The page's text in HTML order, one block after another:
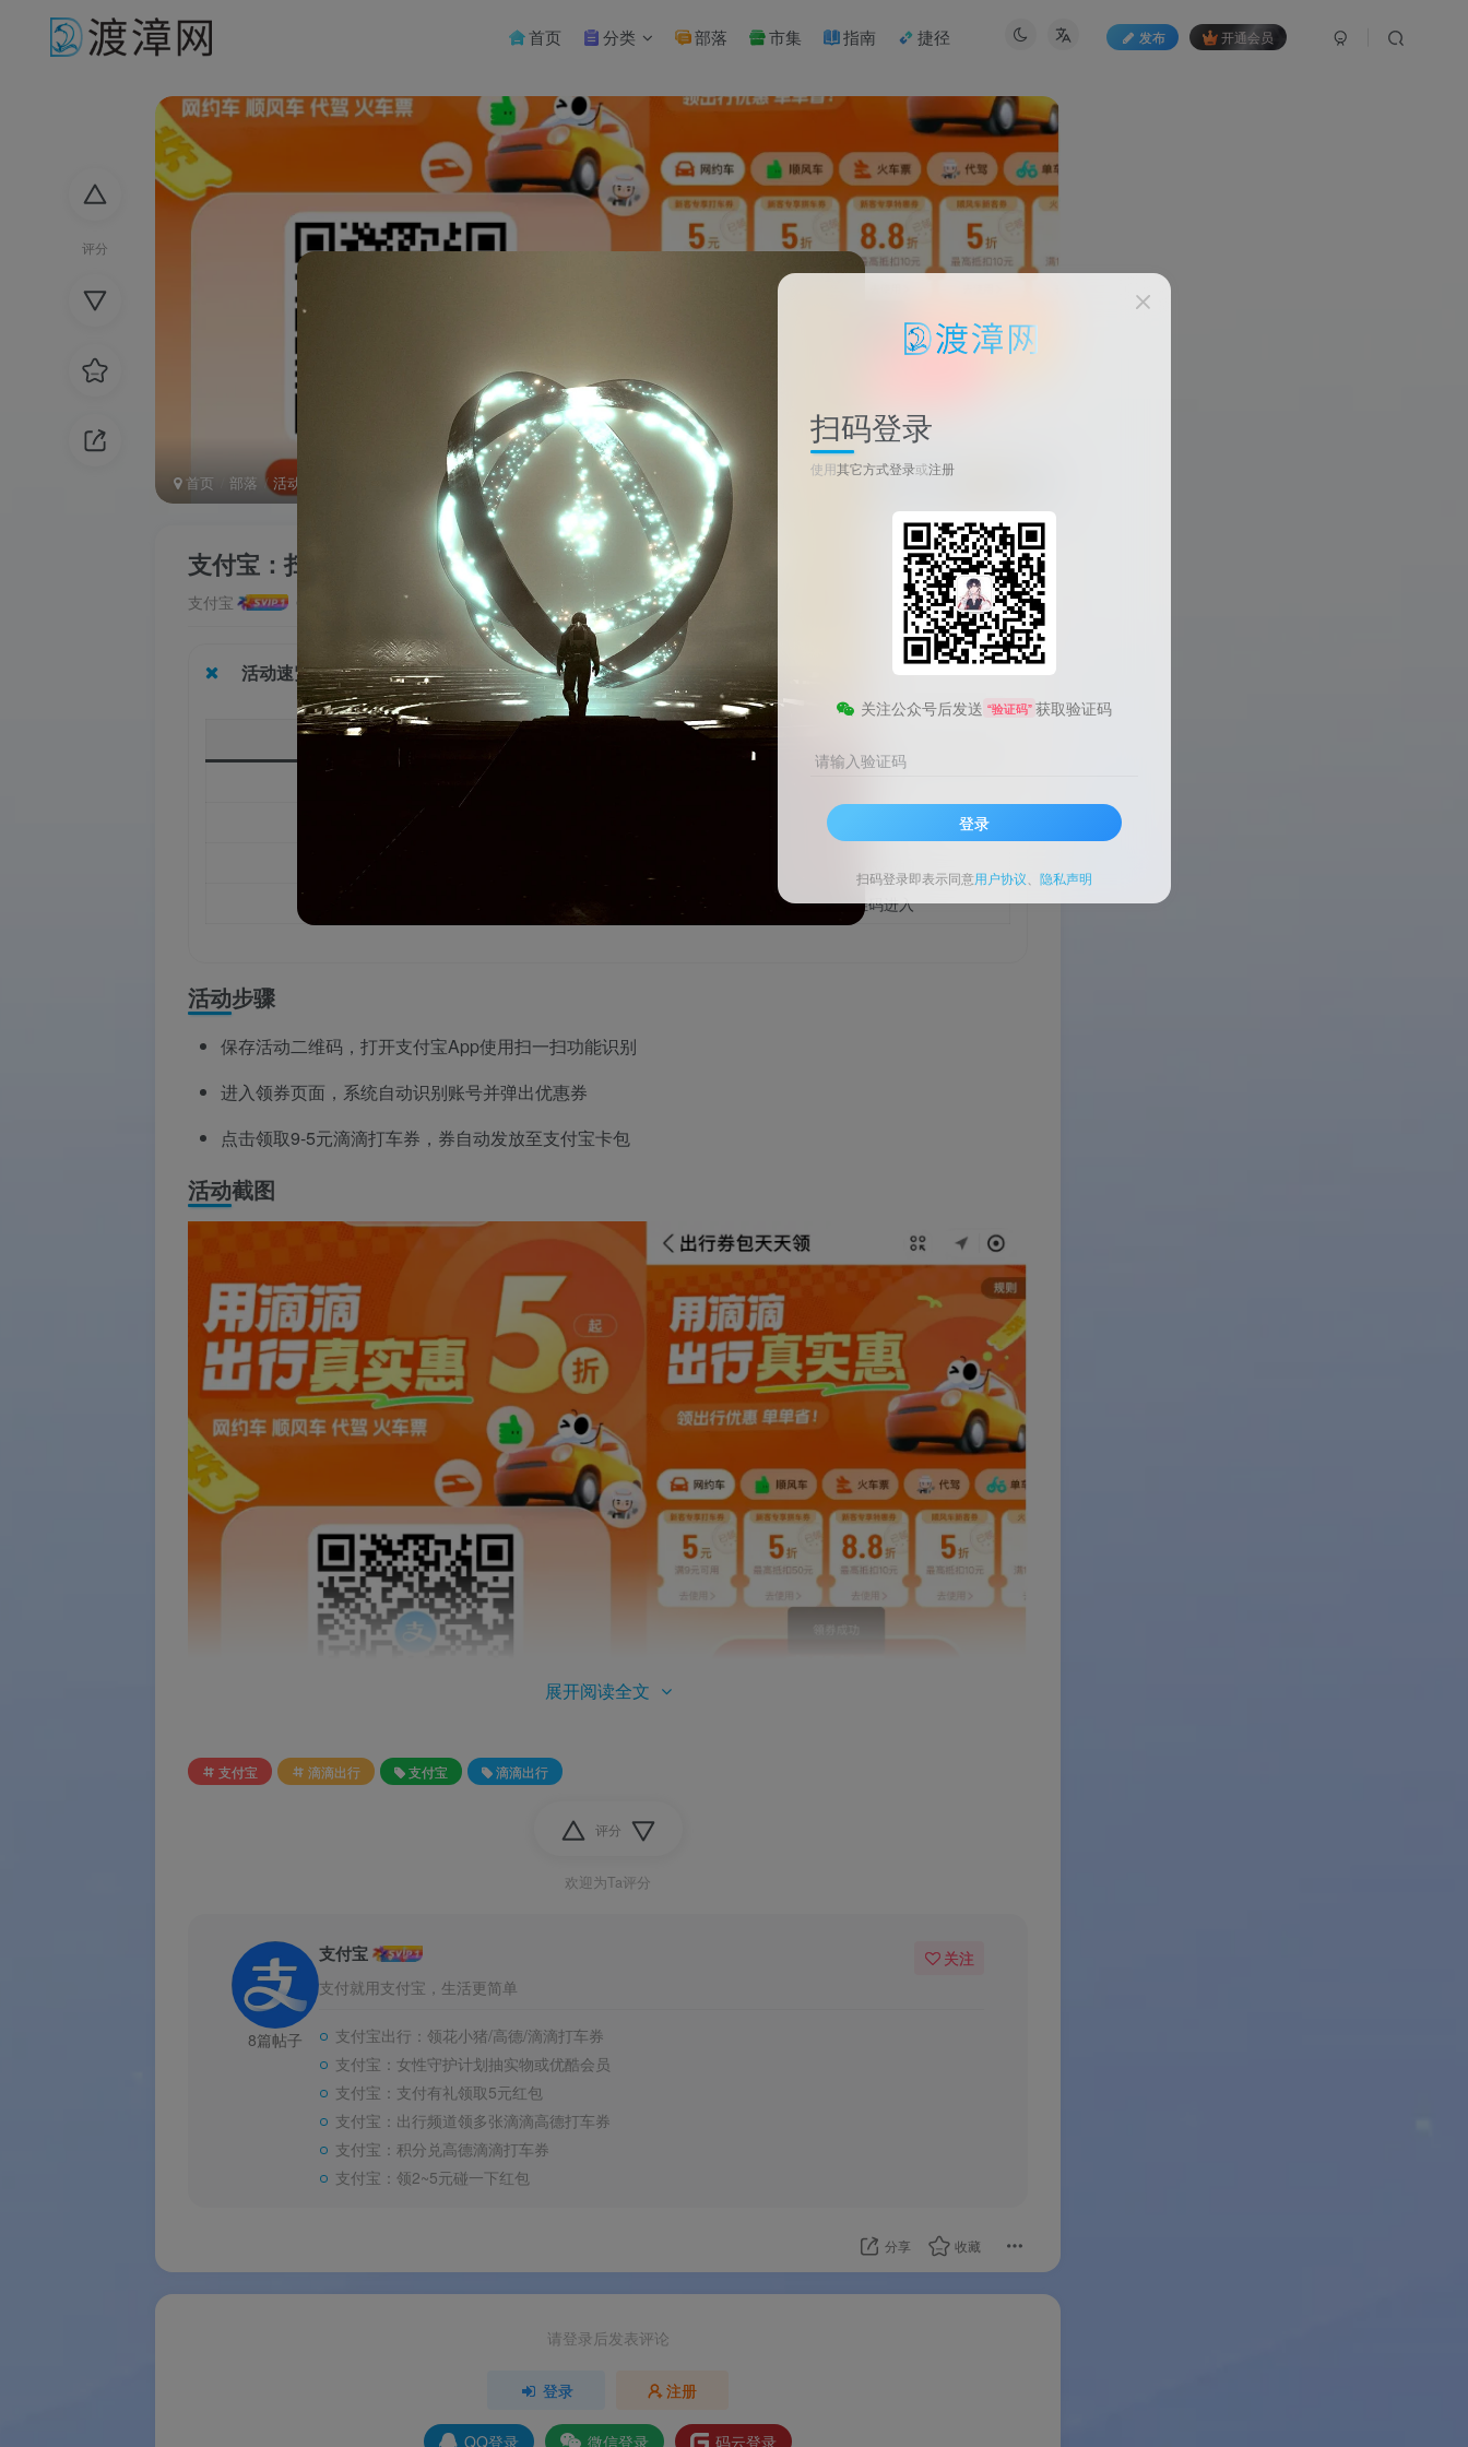
发布 开通会员
首页 分类 部落 市集 指南 捷径
评分
首页 部落 活动线报 正文
支付宝：扫码领滴滴9-5元打车券
支付宝 1014 0
活动速览
活动品牌
支付宝×滴滴出行
支付宝App扫描活动二维码进入
活动步骤
保存活动二维码，打开支付宝App使用扫一扫功能识别
进入领券页面，系统自动识别账号并弹出优惠券
点击领取9-5元滴滴打车券，券自动发放至支付宝卡包
活动截图
支付宝：扫码领滴滴9-5元打车券
奖品详情
奖品内容 获取方式
滴滴9-5元打车券
更多信息
展开阅读全文
支付宝 滴滴出行 支付宝 滴滴出行
评分
欢迎为Ta评分
8篇帖子
支付宝
支付就用支付宝，生活更简单
关注
支付宝出行：领花小猪/高德/滴滴打车券
支付宝：女性守护计划抽实物或优酷会员
支付宝：支付有礼领取5元红包
支付宝：出行频道领多张滴滴高德打车券
支付宝：积分兑高德滴滴打车券
支付宝：领2~5元碰一下红包
分享 收藏
请登录后发表评论
登录 注册
QQ登录 微信登录 码云登录
扫码登录
使用其它方式登录或注册
关注公众号后发送 “验证码” 获取验证码
请输入验证码
登录
扫码登录即表示同意用户协议 隐私声明